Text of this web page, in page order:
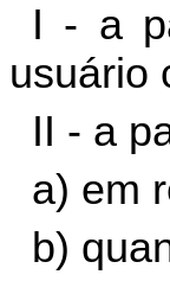
I - a
usuário
II - a
a) em
b)